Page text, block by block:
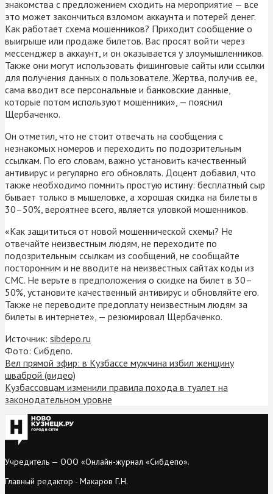
знакомства с предложением сходить на мероприятие — все
это может закончиться взломом аккаунта и потерей денег.
Как работает схема мошенников? Приходит сообщение о
выигрыше или продаже билетов. Вас просят войти через
мессенджер в аккаунт, и он оказывается у злоумышленников.
Также они могут использовать фишинговые сайты или ссылки
для получения данных о пользователе. Жертва, получив ее,
сама вводит все персональные и банковские данные,
которые потом используют мошенники», — пояснил
Щербаченко.
Он отметил, что не стоит отвечать на сообщения с
незнакомых номеров и переходить по подозрительным
ссылкам. По его словам, важно установить качественный
антивирус и регулярно его обновлять. Доцент добавил, что
также необходимо помнить простую истину: бесплатный сыр
бывает только в мышеловке, а хорошая скидка на билеты в
30–50%, вероятнее всего, является уловкой мошенников.
«Как защититься от новой мошеннической схемы? Не
отвечайте неизвестным людям, не переходите по
подозрительным ссылкам из сообщений, не сообщайте
посторонним и не вводите на неизвестных сайтах коды из
СМС. Не верьте в предположения о скидке на билет в 30–
50%, установите качественный антивирус и обновляйте его.
Также не переводите предоплату неизвестным людям за
билеты в интернете», — резюмировал Щербаченко.
Источник: sibdepo.ru
Фото: Сибдепо.
Вел прямой эфир: в Кузбассе мужчина избил женщину
шваброй (видео)
Кузбассовцам изменили правила похода в туалет на
законодательном уровне
Учредитель — ООО «Онлайн-журнал «Сибдепо».
Главный редактор - Макаров Г.Н.